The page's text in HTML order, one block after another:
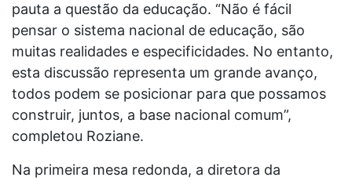
pauta a questão da educação. “Não é fácil
pensar o sistema nacional de educação, são
muitas realidades e especificidades. No entanto,
esta discussão representa um grande avanço,
todos podem se posicionar para que possamos
construir, juntos, a base nacional comum”,
completou Roziane.
Na primeira mesa redonda, a diretora da